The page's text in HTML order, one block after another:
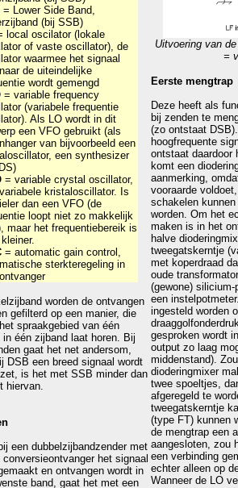
= Lower Side Band,
(bij SSB)
local oscilator (lokale
of vaste oscillator), de
waarmee het signaal
de uiteindelijke
wordt gemengd
= variable frequency
(variabele frequentie
Als LO wordt in dit
een VFO gebruikt (als
van bijvoorbeeld een
een synthesizer
= variable crystal oscillator,
kristaloscillator. Is
dan een VFO (de
loopt niet zo makkelijk
maar het frequentiebereik is
= automatic gain control,
sterkteregeling in
worden de ontvangen
gefilterd op een manier, die
spraakgebied van één
in één zijband laat horen. Bij
gaat het net andersom,
DSB een breed signaal wordt
is het met SSB minder dan
hiervan.
een dubbelzijbandzender met
conversieontvanger het signaal
en ontvangen wordt in
band, gaat het met een
Uitvoering van
=
Eerste mengtrap
Deze heeft als
bij zenden te
(zo ontstaat
hoogfrequente
ontstaat daardoor
komt een
aanmerking,
vooraarde
schakelen
worden. Om het
maken is in het
halve
tweegatskerntje
met koperdraad
oude
(gewone)
een
ingesteld worden
gesproken wordt
output zo laag
middenstand).
dioderingmixer
twee spoeltjes,
afgeregeld te
tweegatskerntje
(type FT) kunnen
de mengtrap een
aangesloten, zou
een verbinding
echter alleen op
Wanneer de LO